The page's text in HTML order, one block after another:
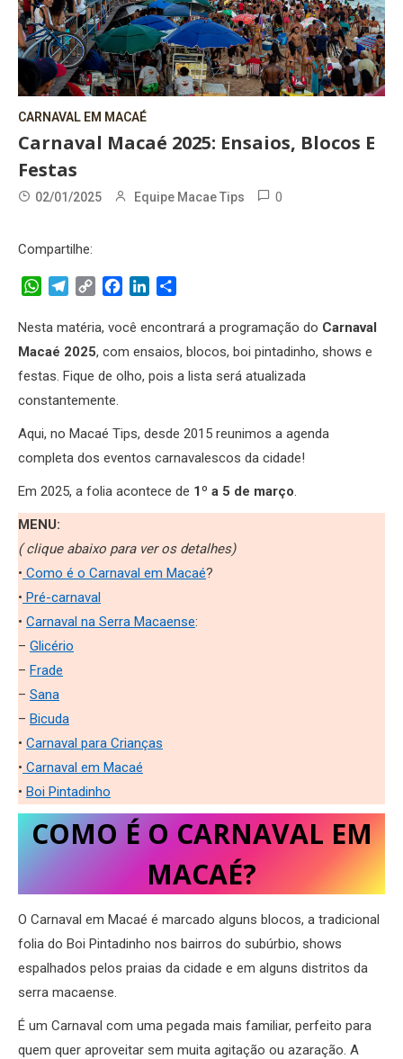
CARNAVAL EM MACAÉ
Carnaval Macaé 2025: Ensaios, Blocos E
Festas
02/01/2025 Equipe Macae Tips 0
Compartilhe:
WhatsApp
Telegram
Copy
FacebookLinkedIn
Nesta matéria, você encontrará a programação do Carnaval
Macaé 2025, com ensaios, blocos, boi pintadinho, shows e
festas. Fique de olho, pois a lista será atualizada
constantemente.
Aqui, no Macaé Tips, desde 2015 reunimos a agenda
completa dos eventos carnavalescos da cidade!
Em 2025, a folia acontece de 1º a 5 de março.
MENU:
( clique abaixo para ver os detalhes)
• Como é o Carnaval em Macaé?
• Pré-carnaval
• Carnaval na Serra Macaense:
– Glicério
– Frade
– Sana
– Bicuda
• Carnaval para Crianças
• Carnaval em Macaé
• Boi Pintadinho
COMO É O CARNAVAL EM
MACAÉ?
O Carnaval em Macaé é marcado alguns blocos, a tradicional
folia do Boi Pintadinho nos bairros do subúrbio, shows
espalhados pelos praias da cidade e em alguns distritos da
serra macaense.
É um Carnaval com uma pegada mais familiar, perfeito para
quem quer aproveitar sem muita agitação ou azaração. A